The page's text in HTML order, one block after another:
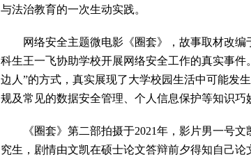
与法治教育的一次生动实践。
网络安全主题微电影《圈套》，故事取材改
科生王一飞协助学校开展网络安全工作的真实事
边人”的方式，真实展现了大学校园生活中可能发
规及常见的数据安全管理、个人信息保护等知识巧
《圈套》第二部拍摄于2021年，影片男一号
究生，剧情由文凯在硕士论文答辩前夕得知自己